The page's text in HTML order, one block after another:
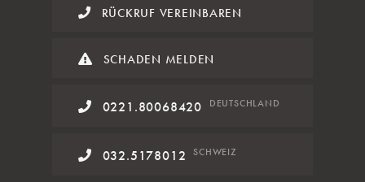
RÜCKRUF VEREINBAREN
SCHADEN MELDEN
0221.80068420 DEUTSCHLAND
032.5178012 SCHWEIZ